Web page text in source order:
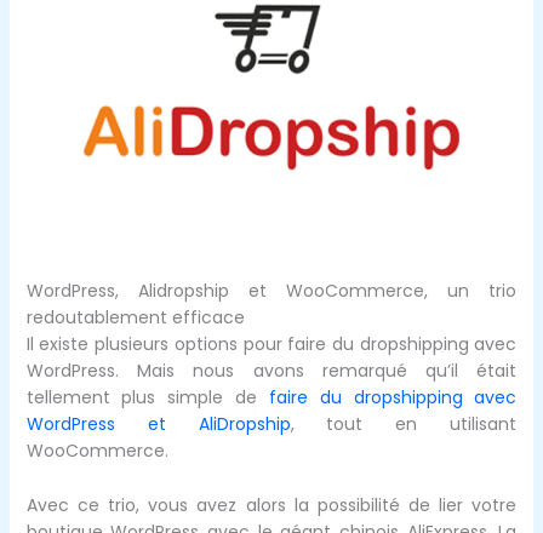
WordPress, Alidropship et WooCommerce, un trio
redoutablement efficace
Il existe plusieurs options pour faire du dropshipping avec
WordPress. Mais nous avons remarqué qu’il était
tellement plus simple de faire du dropshipping avec
WordPress et AliDropship, tout en utilisant
WooCommerce.
Avec ce trio, vous avez alors la possibilité de lier votre